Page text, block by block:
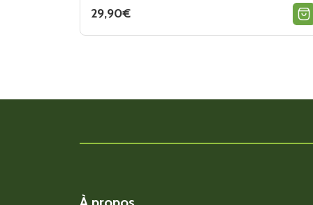
29,90€
produit
options
sur